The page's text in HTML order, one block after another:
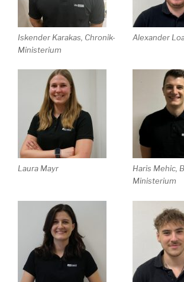
Iskender Karakas, Chronik-
Ministerium
Alexander
Laura Mayr
Haris Mehic,
Ministerium